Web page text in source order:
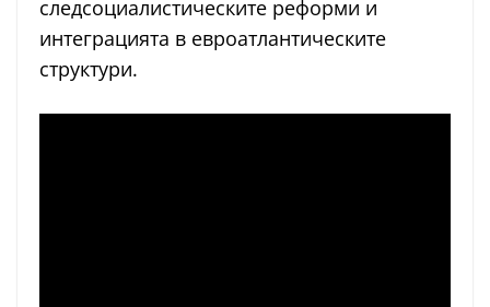
следсоциалистическите реформи и
интеграцията в евроатлантическите
структури.